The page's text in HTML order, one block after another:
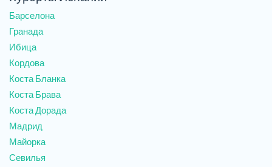
Барселона
Гранада
Ибица
Кордова
Коста Бланка
Коста Брава
Коста Дорада
Мадрид
Майорка
Севилья